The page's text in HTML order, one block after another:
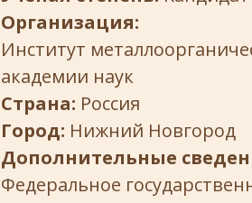
Организация:
Институт
академии наук
Страна: Россия
Город: Нижний Новгород
Дополнительные
Федеральное